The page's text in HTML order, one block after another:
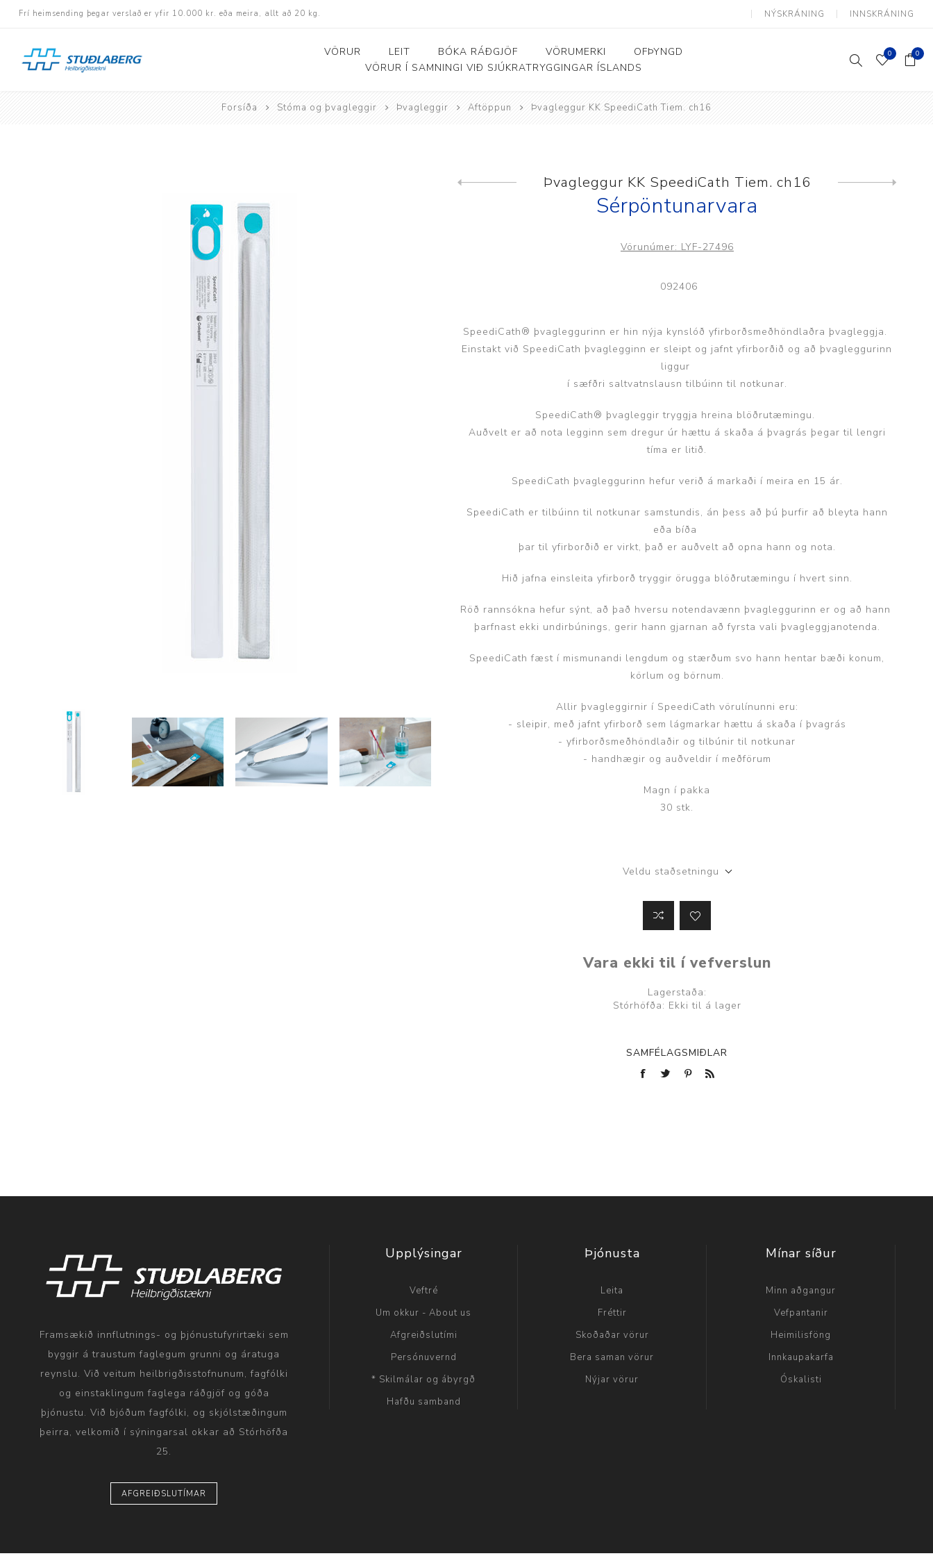
Frí heimsending þegar verslað er yfir 10.000 kr. eða meira, allt að 20 kg. NÝSKRÁNING INNSKRÁNING
VÖRUR
Hjólastólar
Rafknúnir hjólastólar
Rafskutlur
Krossramma hjólastólar
Sessur
Bað- og salernishjálpartæki Þjálfun og endurhæfing
Sérhæfð þríhjól
Hjálpartæki
Vinnuborð og sérhæfðir
Brjóstaaðgerðir
Þrýstingsvörur
Stóma og þvagleggir
Þvagleggir
Heilbrigðisstofnanir
Innréttingar, vagnar og
Skoðunar- og
meðferðarbekkir
Þrýstingsvafningar
LEIT BÓKA RÁÐGJÖF VÖRUMERKI
OFÞYNGD
VÖRUR Í SAMNINGI VIÐ SJÚKRATRYGGINGAR ÍSLANDS
0 0
Forsíða Stóma og þvagleggir Þvagleggir Aftöppun Þvagleggur KK SpeediCath Tiem. ch16
Þvagleggur KK SpeediCath Tiem. ch16
Sérpöntunarvara
Vörunúmer: LYF-27496
092406
SpeediCath® þvagleggurinn er hin nýja kynslóð yfirborðsmeðhöndlaðra þvagleggja.
Einstakt við SpeediCath þvaglegginn er sleipt og jafnt yfirborðið og að þvagleggurinn
liggur
í sæfðri saltvatnslausn tilbúinn til notkunar.
SpeediCath® þvagleggir tryggja hreina blöðrutæmingu.
Auðvelt er að nota legginn sem dregur úr hættu á skaða á þvagrás þegar til lengri
tíma er litið.
SpeediCath þvagleggurinn hefur verið á markaði í meira en 15 ár.
SpeediCath er tilbúinn til notkunar samstundis, án þess að þú þurfir að bleyta hann
eða bíða
þar til yfirborðið er virkt, það er auðvelt að opna hann og nota.
Hið jafna einsleita yfirborð tryggir örugga blöðrutæmingu í hvert sinn.
Röð rannsókna hefur sýnt, að það hversu notendavænn þvagleggurinn er og að hann
þarfnast ekki undirbúnings, gerir hann gjarnan að fyrsta vali þvagleggjanotenda.
SpeediCath fæst í mismunandi lengdum og stærðum svo hann hentar bæði konum,
körlum og börnum.
Allir þvagleggirnir í SpeediCath vörulínunni eru:
- sleipir, með jafnt yfirborð sem lágmarkar hættu á skaða í þvagrás
- yfirborðsmeðhöndlaðir og tilbúnir til notkunar
- handhægir og auðveldir í meðförum
Magn í pakka
30 stk.
Veldu staðsetningu
Vara ekki til í vefverslun
Lagerstaða:
Stórhöfða: Ekki til á lager
SAMFÉLAGSMIÐLAR
Framsækið innflutnings- og þjónustufyrirtæki sem
byggir á traustum faglegum grunni og áratuga
reynslu. Við veitum heilbrigðisstofnunum, fagfólki
og einstaklingum faglega ráðgjöf og góða
þjónustu. Við bjóðum fagfólki, og skjólstæðingum
þeirra, velkomið í sýningarsal okkar að Stórhöfða
25.
AFGREIÐSLUTÍMAR
Upplýsingar
Veftré
Um okkur - About us
Afgreiðslutími
Persónuvernd
* Skilmálar og ábyrgð
Hafðu samband
Þjónusta
Leita
Fréttir
Skoðaðar vörur
Bera saman vörur
Nýjar vörur
Mínar síður
Minn aðgangur
Vefpantanir
Heimilisföng
Innkaupakarfa
Óskalisti